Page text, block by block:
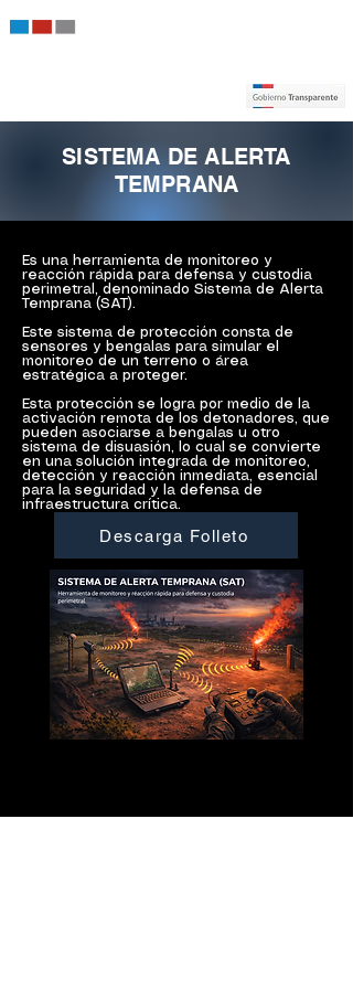
SISTEMA DE ALERTA
TEMPRANA
Es una herramienta de monitoreo y
reacción rápida para defensa y custodia
perimetral, denominado Sistema de Alerta
Temprana (SAT).
Este sistema de protección consta de
sensores y bengalas para simular el
monitoreo de un terreno o área
estratégica a proteger.
Esta protección se logra por medio de la
activación remota de los detonadores, que
pueden asociarse a bengalas u otro
sistema de disuasión, lo cual se convierte
en una solución integrada de monitoreo,
detección y reacción inmediata, esencial
para la seguridad y la defensa de
infraestructura crítica.
Descarga Folleto